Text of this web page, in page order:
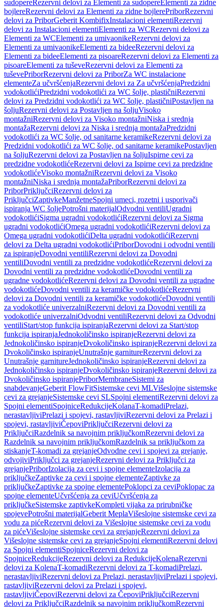
sudopereRezervni delovi za Elementi za sudopereElementi za zidne
bojlereRezervni delovi za Elementi za zidne bojlerePriborRezervni
delovi za PriborGeberit KombifixInstalacioni elementiRezervni
delovi za Instalacioni elementiElementi za WCRezervni delovi za
Elementi za WCElementi za umivaonikeRezervni delovi za
Elementi za umivaonikeElementi za bideeRezervni delovi za
Elementi za bideeElementi za pisoareRezervni delovi za Elementi za
pisoareElementi za tuševeRezervni delovi za Elementi za
tuševePriborRezervni delovi za PriborZa WC instalacione
elementeZa učvršćenjaRezervni delovi za Za učvršćenjaPredzidni
vodokotlićiPredzidni vodokotlići za WC šolje, plastičniRezervni
delovi za Predzidni vodokotlići za WC šolje, plastičniPostavljen na
šoljuRezervni delovi za Postavljen na šoljuVisoko
montažniRezervni delovi za Visoko montažniNiska i srednja
montažaRezervni delovi za Niska i srednja montažaPredzidni
vodokotlići za WC šolje, od sanitarne keramikeRezervni delovi za
Predzidni vodokotlići za WC šolje, od sanitarne keramikePostavljen
na šoljuRezervni delovi za Postavljen na šoljuIspirne cevi za
predzidne vodokotlićeRezervni delovi za Ispirne cevi za predzidne
vodokotlićeVisoko montažniRezervni delovi za Visoko
montažniNiska i srednja montažaPriborRezervni delovi za
PriborPriključciRezervni delovi za
PriključciZaptivkeManžetneSpojni umeci, rozetni i usporivači
ispiranja WC šoljePotrošni materijalOdvodni ventiliUgradni
vodokotlićiSigma ugradni vodokotlićiRezervni delovi za Sigma
ugradni vodokotlićiOmega ugradni vodokotlićiRezervni delovi za
Omega ugradni vodokotlićiDelta ugradni vodokotlićiRezervni
delovi za Delta ugradni vodokotlićiPriborDovodni i odvodni ventili
za ispiranjeDovodni ventiliRezervni delovi za Dovodni
ventiliDovodni ventili za predzidne vodokotlićeRezervni delovi za
Dovodni ventili za predzidne vodokotlićeDovodni ventili za
ugradne vodokotlićeRezervni delovi za Dovodni ventili za ugradne
vodokotlićeDovodni ventili za keramičke vodokotlićeRezervni
delovi za Dovodni ventili za keramičke vodokotlićeDovodni ventili
za vodokotliće univerzalniRezervni delovi za Dovodni ventili za
vodokotliće univerzalniOdvodni ventiliRezervni delovi za Odvodni
ventiliStart/stop funkcija ispiranjaRezervni delovi za Start/stop
funkcija ispiranjaJednokoličinsko ispiranjeRezervni delovi za
Jednokoličinsko ispiranjeDvokoličinsko ispiranjeRezervni delovi za
Dvokoličinsko ispiranjeUnutrašnje garnitureRezervni delovi za
Unutrašnje garnitureJednokoličinsko ispiranjeRezervni delovi za
Jednokoličinsko ispiranjeDvokoličinsko ispiranjeRezervni delovi za
Dvokoličinsko ispiranjePriborMembraneSistemi za
snabdevanjeGeberit FlowFitSistemske cevi MLVišeslojne sistemske
cevi za grejanjeSistemske cevi SLSpojni elementiRezervni delovi za
Spojni elementiSpojniceRedukcijeKolanaT-komadiPrelazi,
nerastavljiviPrelazi i spojevi, rastavljiviRezervni delovi za Prelazi i
spojevi, rastavljiviČepoviPriključciRezervni delovi za
PriključciRazdelnik sa navojnim priključkomRezervni delovi za
Razdelnik sa navojnim priključkomRazdelnik sa priključkom za
stiskanjeT-komadi za grejanjeOdvodne cevi i spojevi za grejanje,
odvojiviPriključci za grejanjeRezervni delovi za Priključci za
grejanjePriborIzolacija za cevi i spojne elementeIzolacija za
priključkeZaptivke za cevi i spojne elementeZaptivke za
priključkeZaptivke za spojne elementePoklopci za ceviPoklopac za
spojne elementeUčvršćenja za ceviUčvršćenja za
priključkeSistemske zaptivkeKompleti vijaka za prirubničke
spojevePotrošni materijalGeberit MeplaVišeslojne sistemske cevi za
vodu za pićeRezervni delovi za Višeslojne sistemske cevi za vodu
za pićeVišeslojne sistemske cevi za grejanjeRezervni delovi za
Višeslojne sistemske cevi za grejanjeSpojni elementiRezervni delovi
za Spojni elementiSpojniceRezervni delovi za
SpojniceRedukcijeRezervni delovi za RedukcijeKolenaRezervni
delovi za KolenaT-komadiRezervni delovi za T-komadiPrelazi,
nerastavljiviRezervni delovi za Prelazi, nerastavljiviPrelazi i spojevi,
rastavljiviRezervni delovi za Prelazi i spojevi,
rastavljiviČepoviRezervni delovi za ČepoviPriključciRezervni
delovi za PriključciRazdelnik sa navojnim priključkomRezervni